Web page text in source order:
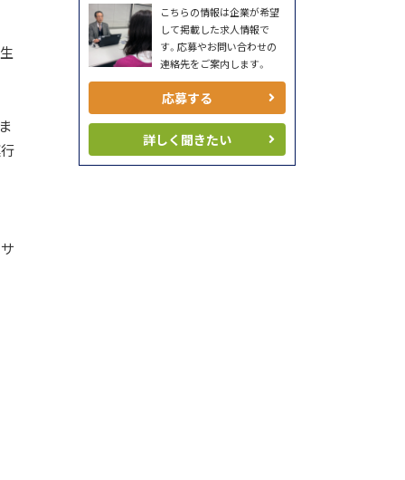
こちらの情報は企業が希望
して掲載した求人情報で
す。応募やお問い合わせの
連絡先をご案内します。
応募する
詳しく聞きたい